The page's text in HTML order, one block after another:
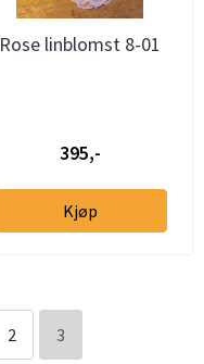
Rose linblomst 8-01
395,-
Kjøp
2 3